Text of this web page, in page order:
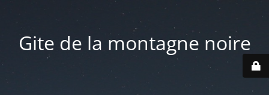
Gite de la montagne noire